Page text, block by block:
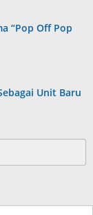
“Pop Off Pop
Unit Baru